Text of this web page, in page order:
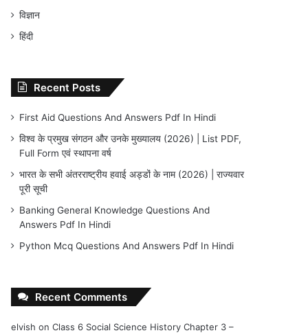
विज्ञान
हिंदी
Recent Posts
First Aid Questions And Answers Pdf In Hindi
विश्व के प्रमुख संगठन और उनके मुख्यालय (2026) | List PDF,
Full Form एवं स्थापना वर्ष
भारत के सभी अंतरराष्ट्रीय हवाई अड्डों के नाम (2026) | राज्यवार
पूरी सूची
Banking General Knowledge Questions And
Answers Pdf In Hindi
Python Mcq Questions And Answers Pdf In Hindi
Recent Comments
elvish onClass 6 Social Science History Chapter 3 –